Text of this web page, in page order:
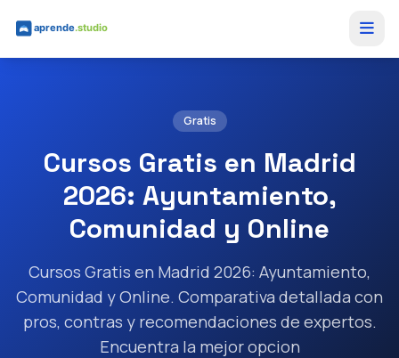
Gratis
Cursos Gratis en Madrid
2026: Ayuntamiento,
Comunidad y Online
Cursos Gratis en Madrid 2026: Ayuntamiento,
Comunidad y Online. Comparativa detallada con
pros, contras y recomendaciones de expertos.
Encuentra la mejor opcion